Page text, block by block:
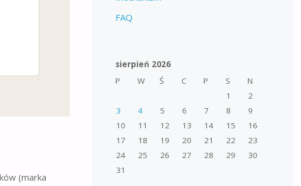
(marka
FAQ
sierpień 2026
P
W Ś C P S
N
1
2
3
4 5 6 7 8
9
10
11 12 13 14 15
16
17
18 19 20 21 22
23
24
25 26 27 28 29
30
31